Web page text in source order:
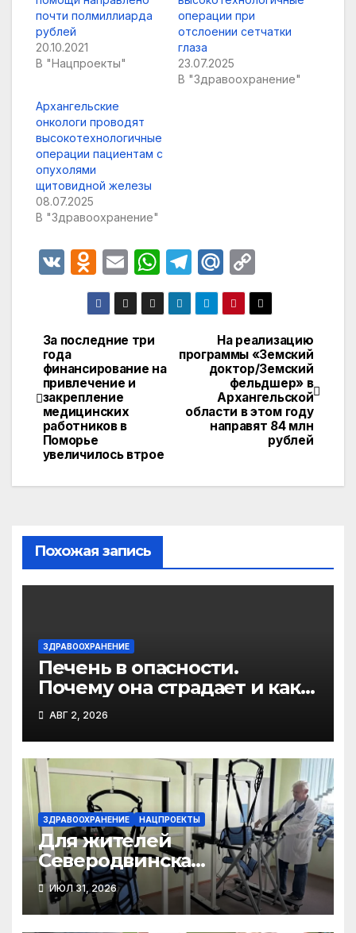
почти полмиллиарда
рублей
20.10.2021
В "Нацпроекты"
операции при
отслоении сетчатки
глаза
23.07.2025
В "Здравоохранение"
Архангельские
онкологи проводят
высокотехнологичные
операции пациентам с
опухолями
щитовидной железы
08.07.2025
В "Здравоохранение"
V
O
d
n
o
kl
a
s
s
ni
ki
E
m
ail
W
h
at
A
T
el
e
a
M
ail
.R
u
o
p
y
Li
n
k
Навигация
по
записям
На реализацию
программы «Земский
доктор/Земский
фельдшер» в
Архангельской
области в этом году
направят 84 млн
рублей
За последние три
года
финансирование на
привлечение и
закрепление
медицинских
работников в
Поморье
увеличилось втрое
Похожая запись
ЗДРАВООХРАНЕНИЕ
Печень в опасности.
Почему она страдает и как
её спасти
АВГ 2, 2026
ЗДРАВООХРАНЕНИЕ НАЦПРОЕКТЫ
Для жителей
Северодвинска
расширяются возможности
для прохождения
реабилитации
ИЮЛ 31, 2026